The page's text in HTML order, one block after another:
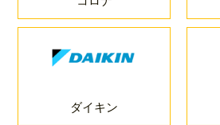
ダイキン